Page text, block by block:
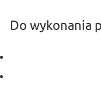
Do wykonania